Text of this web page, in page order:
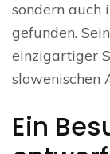
sondern auch
gefunden.
einzigartiger
slowenischen
Ein